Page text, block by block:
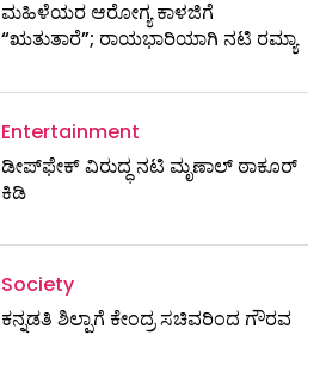
ಮಹಿಳೆಯರ ಆರೋಗ್ಯ ಕಾಳಜಿಗೆ
“ಋತುತಾರೆ”; ರಾಯಭಾರಿಯಾಗಿ ನಟಿ ರಮ್ಯಾ
Entertainment
ಡೀಪ್‌ಫೇಕ್ ವಿರುದ್ಧ ನಟಿ ಮೃಣಾಲ್ ಠಾಕೂರ್
ಕಿಡಿ
Society
ಕನ್ನಡತಿ ಶಿಲ್ಪಾಗೆ ಕೇಂದ್ರ ಸಚಿವರಿಂದ ಗೌರವ